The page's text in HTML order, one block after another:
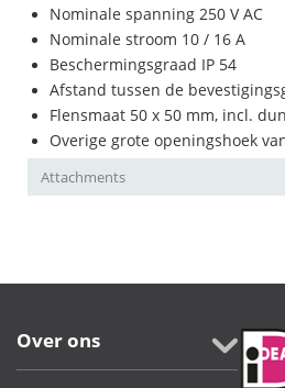
Nominale spanning 250 V AC
Nominale stroom 10 / 16 A
Beschermingsgraad IP 54
Afstand tussen de
Flensmaat 50 x 50 mm, incl.
Overige grote openingshoek
Attachments
Over ons